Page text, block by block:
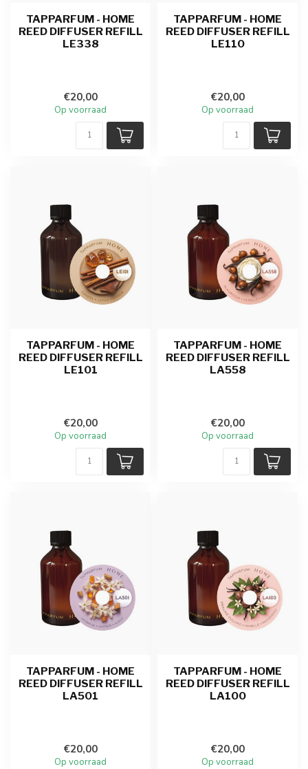
TAPPARFUM - HOME
REED DIFFUSER REFILL
LE338
€20,00
Op voorraad
TAPPARFUM - HOME
REED DIFFUSER REFILL
LE110
€20,00
Op voorraad
TAPPARFUM - HOME
REED DIFFUSER REFILL
LE101
€20,00
Op voorraad
TAPPARFUM - HOME
REED DIFFUSER REFILL
LA558
€20,00
Op voorraad
TAPPARFUM - HOME
REED DIFFUSER REFILL
LA501
€20,00
Op voorraad
TAPPARFUM - HOME
REED DIFFUSER REFILL
LA100
€20,00
Op voorraad